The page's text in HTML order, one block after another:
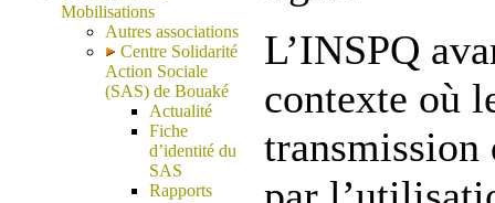
Mobilisations
Autres associations
Centre Solidarité
Action Sociale
(SAS) de Bouaké
Actualité
Fiche
d’identité du
SAS
Rapports
L’INSPQ
contexte où